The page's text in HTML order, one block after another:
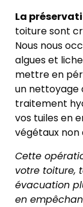
La
toiture sont
Nous nous
algues et
mettre en
un nettoyage
traitement
vos tuiles en
végétaux non
Cette
votre toiture,
évacuation
en